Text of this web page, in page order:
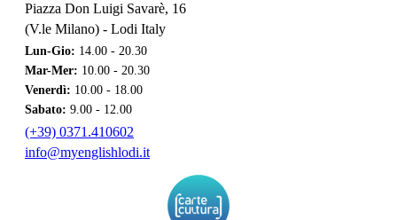
Piazza Don Luigi Savarè, 16
(V.le Milano) - Lodi Italy
Lun-Gio: 14.00 - 20.30
Mar-Mer: 10.00 - 20.30
Venerdì: 10.00 - 18.00
Sabato: 9.00 - 12.00
(+39) 0371.410602
info@myenglishlodi.it